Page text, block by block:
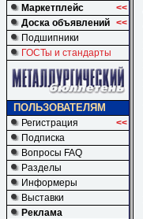
Маркетплейс
<<
Доска объявлений <<
Подшипники
ГОСТы и стандарты
ПОЛЬЗОВАТЕЛЯМ
Регистрация
<<
Подписка
Вопросы FAQ
Разделы
Информеры
Выставки
Реклама